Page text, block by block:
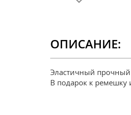
ОПИСАНИЕ:
Эластичный прочный
В подарок к ремешку